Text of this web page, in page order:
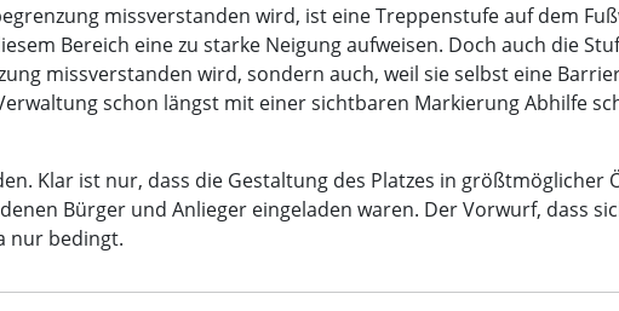
missverstanden wird, ist eine Treppenstufe auf dem
Bereich eine zu starke Neigung aufweisen. Doch auch die
missverstanden wird, sondern auch, weil sie selbst eine
schon längst mit einer sichtbaren Markierung Abhilfe
Klar ist nur, dass die Gestaltung des Platzes in größtmöglicher
Bürger und Anlieger eingeladen waren. Der Vorwurf, dass
nur bedingt.